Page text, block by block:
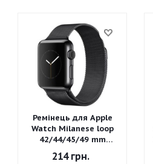
Ремінець для Apple
Watch Milanese loop
42/44/45/49 mm
(Чорний)
214грн.